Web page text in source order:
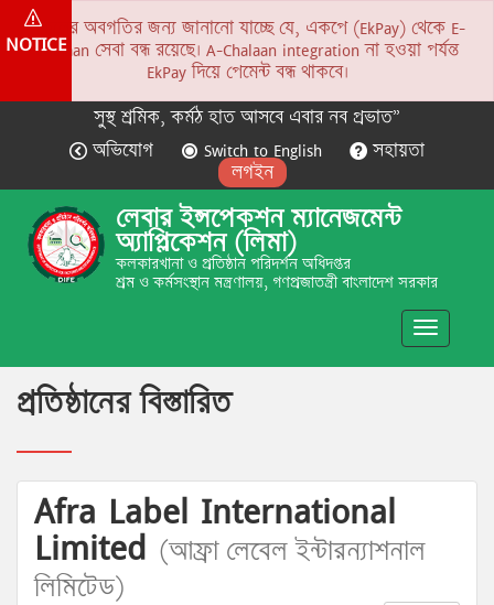
NOTICE
সকলের অবগতির জন্য জানানো যাচ্ছে যে, একপে (EkPay) থেকে E-
Chalaan সেবা বন্ধ রয়েছে। A-Chalaan integration না হওয়া পর্যন্ত
EkPay দিয়ে পেমেন্ট বন্ধ থাকবে।
সুস্থ শ্রমিক, কর্মঠ হাত আসবে এবার নব প্রভাত”
অভিযোগ
Switch to English
সহায়তা
লগইন
লেবার ইন্সপেকশন ম্যানেজমেন্ট
অ্যাপ্লিকেশন (লিমা)
কলকারখানা ও প্রতিষ্ঠান পরিদর্শন অধিদপ্তর
শ্রম ও কর্মসংস্থান মন্ত্রণালয়, গণপ্রজাতন্ত্রী বাংলাদেশ সরকার
Toggle
প্রতিষ্ঠানের বিস্তারিত
Afra Label International
Limited (আফ্রা লেবেল ইন্টারন্যাশনাল
লিমিটেড)